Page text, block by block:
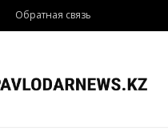
Обратная связь